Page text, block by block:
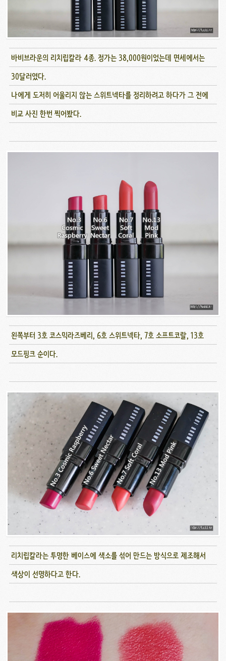
바비브라운의 리치립칼라 4종. 정가는 38,000원이었는데 면세에서는
30달러였다.
나에게 도저히 어울리지 않는 스위트넥타를 정리하려고 하다가 그 전에
비교 사진 한번 찍어봤다.
왼쪽부터 3호 코스믹라즈베리, 6호 스위트넥타, 7호 소프트코랄, 13호
모드핑크 순이다.
리치립칼라는 투명한 베이스에 색소를 섞어 만드는 방식으로 제조해서
색상이 선명하다고 한다.